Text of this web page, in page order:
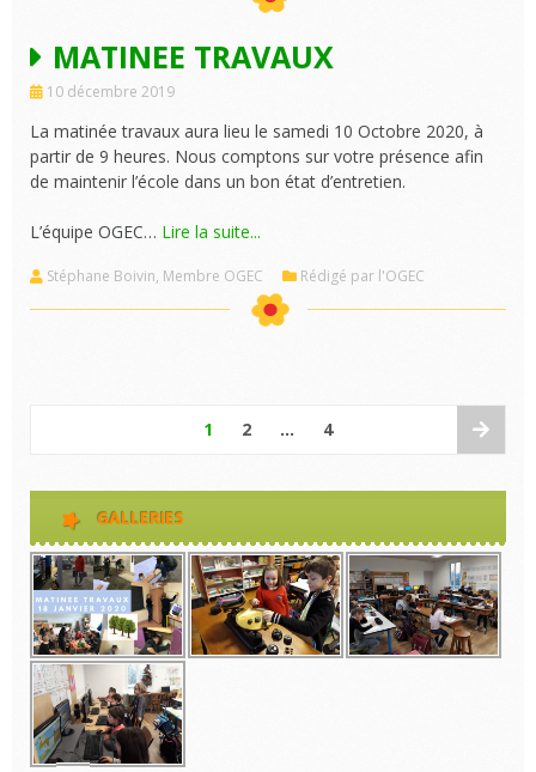
MATINEE TRAVAUX
10 décembre 2019
La matinée travaux aura lieu le samedi 10 Octobre 2020, à
partir de 9 heures. Nous comptons sur votre présence afin
de maintenir l’école dans un bon état d’entretien.
L’équipe OGEC… Lire la suite...
Stéphane Boivin, Membre OGEC Rédigé par l'OGEC
1 2 … 4
GALLERIES